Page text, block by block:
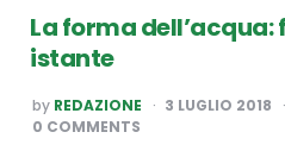
La forma dell’acqua:
istante
POSTED
BY
by REDAZIONE 3 LUGLIO 2018
0 COMMENTS